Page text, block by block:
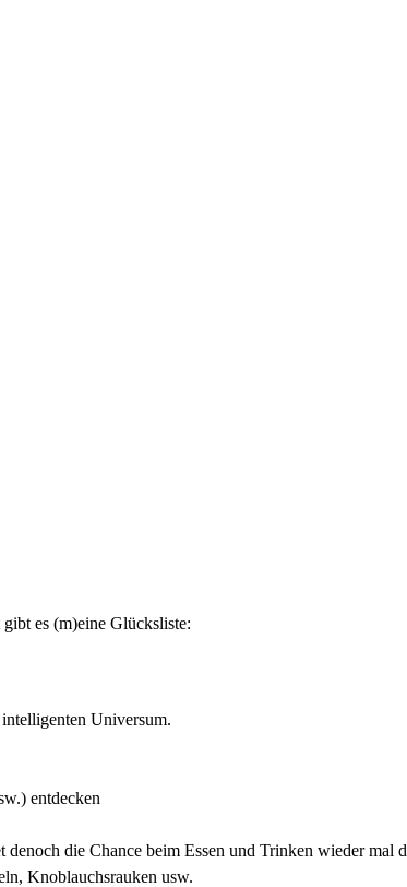
es (m)eine Glücksliste:
Universum.
entdecken
die Chance beim Essen und Trinken wieder mal
Knoblauchsrauken usw.